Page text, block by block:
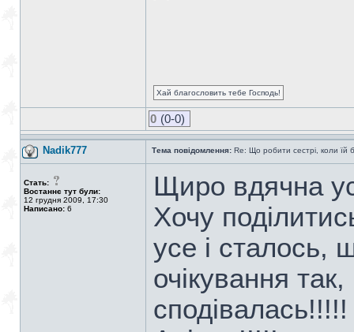
Хай благословить тебе Господь!
0 (0-0)
Nadik777 Тема повідомлення: Re: Що робити сестрі, коли їй
Стать:
Востаннє тут були:
12 грудня 2009, 17:30
Написано: 6
Щиро вдячна
Хочу
усе і сталось,
очікування